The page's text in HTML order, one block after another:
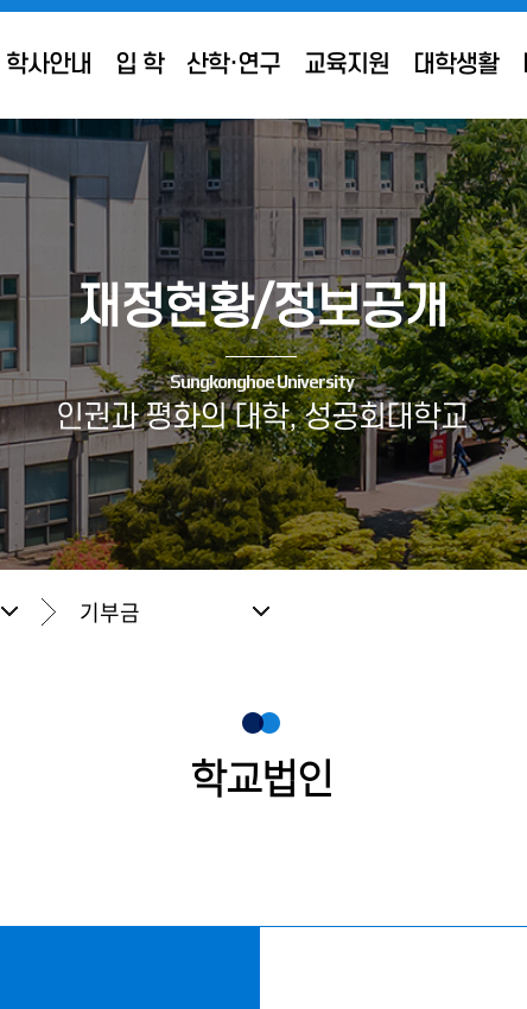
학사안내 입 학 산학·연구 교육지원 대학생활
재정현황/정보공개
Sungkonghoe University
인권과 평화의 대학, 성공회대학교
기부금
학교법인